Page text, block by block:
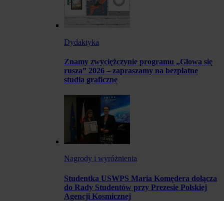
Dydaktyka
Znamy zwyciężczynie programu „Głowa się
rusza” 2026 – zapraszamy na bezpłatne
studia graficzne
Nagrody i wyróżnienia
Studentka USWPS Maria Komędera dołącza
do Rady Studentów przy Prezesie Polskiej
Agencji Kosmicznej